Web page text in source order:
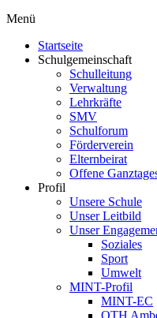
Menü
Startseite
Schulgemeinschaft
Schulleitung
Verwaltung
Lehrkräfte
SMV
Schulforum
Förderverein
Elternbeirat
Offene
Profil
Unsere Schule
Unser Leitbild
Unser
Soziales
Sport
Umwelt
MINT-Profil
MINT-EC